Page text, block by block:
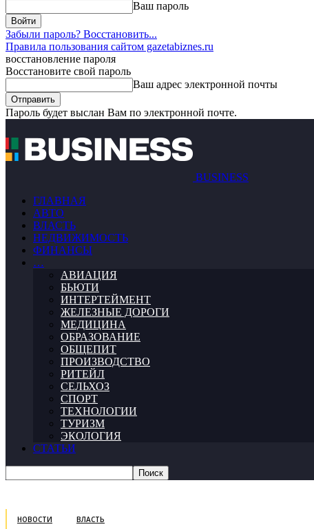
Ваш пароль
Забыли пароль? Восстановить...
Правила пользования сайтом gazetabiznes.ru
восстановление пароля
Восстановите свой пароль
Ваш адрес электронной почты
Пароль будет выслан Вам по электронной почте.
BUSINESS
ГЛАВНАЯ
АВТО
ВЛАСТЬ
НЕДВИЖИМОСТЬ
ФИНАНСЫ
…
АВИАЦИЯ
БЬЮТИ
ИНТЕРТЕЙМЕНТ
ЖЕЛЕЗНЫЕ ДОРОГИ
МЕДИЦИНА
ОБРАЗОВАНИЕ
ОБЩЕПИТ
ПРОИЗВОДСТВО
РИТЕЙЛ
СЕЛЬХОЗ
СПОРТ
ТЕХНОЛОГИИ
ТУРИЗМ
ЭКОЛОГИЯ
СТАТЬИ
НОВОСТИ ВЛАСТЬ